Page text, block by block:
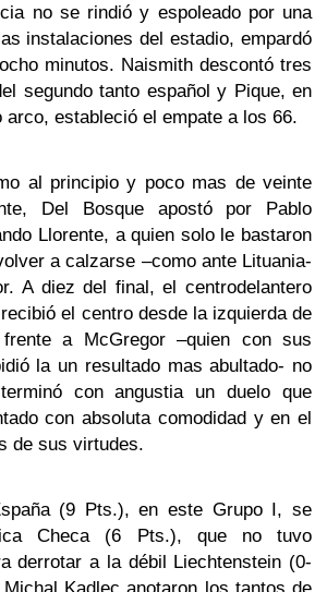
no se rindió y espoleado por una
instalaciones del estadio, empardó
minutos. Naismith descontó tres
segundo tanto español y Pique, en
arco, estableció el empate a los 66.
al principio y poco mas de veinte
Del Bosque apostó por Pablo
Llorente, a quien solo le bastaron
a calzarse –como ante Lituania-
A diez del final, el centrodelantero
recibió el centro desde la izquierda de
a McGregor –quien con sus
la un resultado mas abultado- no
con angustia un duelo que
con absoluta comodidad y en el
de sus virtudes.
(9 Pts.), en este Grupo I, se
Checa (6 Pts.), que no tuvo
derrotar a la débil Liechtenstein (0-